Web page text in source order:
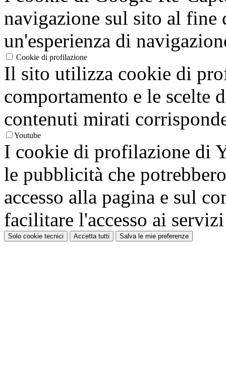
navigazione sul sito al
un'esperienza di
Cookie di profilazione
Il sito utilizza cookie di
comportamento e le scelte
contenuti mirati
Youtube
I cookie di profilazione di
le pubblicità che
accesso alla pagina e sul
facilitare l'accesso ai
Solo cookie tecnici Accetta tutti Salva le mie preferenze